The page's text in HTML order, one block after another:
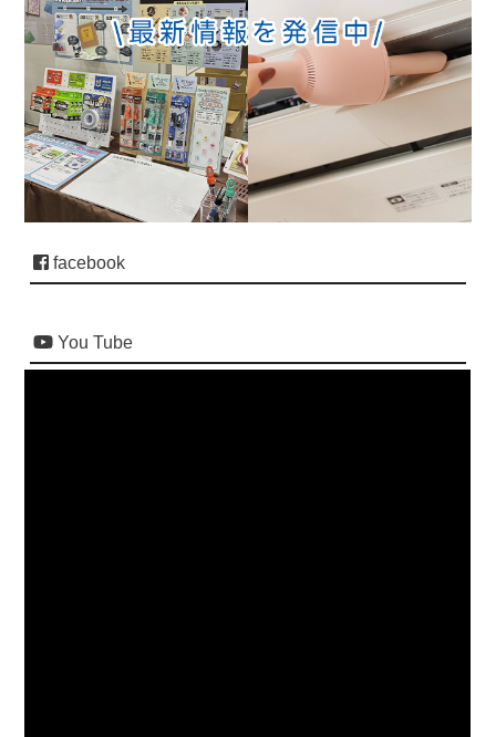
facebook
You Tube